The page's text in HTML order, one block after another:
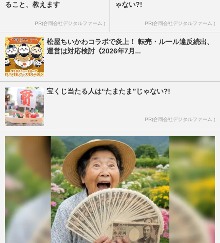
ること、教えます
PR(合同会社デジタルファーム )
ゃない?!
PR(合同会社デジタルファーム )
松屋ちいかわコラボで炎上！ 転売・ルール違反続出、
運営は対応検討《2026年7月...
宝くじ当たる人は“たまたま”じゃない?!
PR(合同会社デジタルファーム )